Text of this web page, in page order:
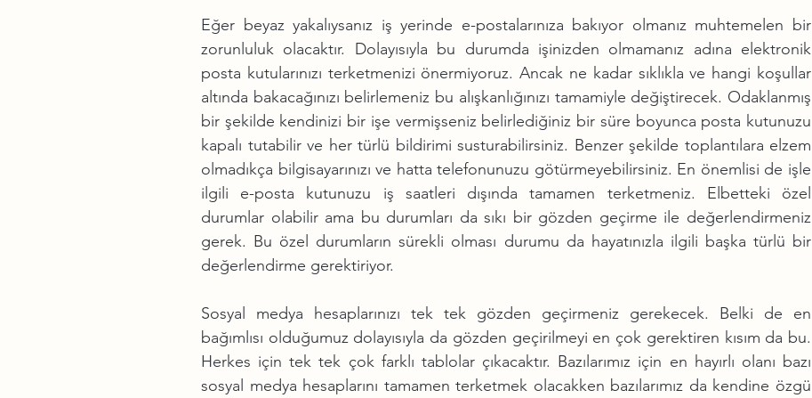
Eğer beyaz yakalıysanız iş yerinde e-postalarınıza bakıyor olmanız muhtemelen bir
zorunluluk olacaktır. Dolayısıyla bu durumda işinizden olmamanız adına elektronik
posta kutularınızı terketmenizi önermiyoruz. Ancak ne kadar sıklıkla ve hangi koşullar
altında bakacağınızı belirlemeniz bu alışkanlığınızı tamamiyle değiştirecek. Odaklanmış
bir şekilde kendinizi bir işe vermişseniz belirlediğiniz bir süre boyunca posta kutunuzu
kapalı tutabilir ve her türlü bildirimi susturabilirsiniz. Benzer şekilde toplantılara elzem
olmadıkça bilgisayarınızı ve hatta telefonunuzu götürmeyebilirsiniz. En önemlisi de işle
ilgili e-posta kutunuzu iş saatleri dışında tamamen terketmeniz. Elbetteki özel
durumlar olabilir ama bu durumları da sıkı bir gözden geçirme ile değerlendirmeniz
gerek. Bu özel durumların sürekli olması durumu da hayatınızla ilgili başka türlü bir
değerlendirme gerektiriyor.
Sosyal medya hesaplarınızı tek tek gözden geçirmeniz gerekecek. Belki de en
bağımlısı olduğumuz dolayısıyla da gözden geçirilmeyi en çok gerektiren kısım da bu.
Herkes için tek tek çok farklı tablolar çıkacaktır. Bazılarımız için en hayırlı olanı bazı
sosyal medya hesaplarını tamamen terketmek olacakken bazılarımız da kendine özgü